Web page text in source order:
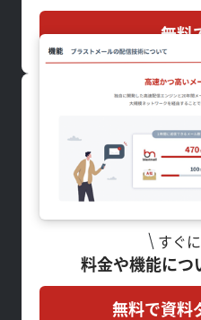
無料
すぐ
料金や機能につ
無料で資料